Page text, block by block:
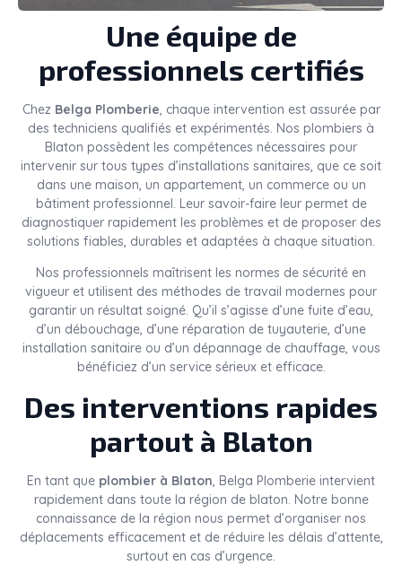
Une équipe de
professionnels certifiés
Chez Belga Plomberie , chaque intervention est assurée par
des techniciens qualifiés et expérimentés. Nos plombiers à
Blaton possèdent les compétences nécessaires pour
intervenir sur tous types d’installations sanitaires, que ce soit
dans une maison, un appartement, un commerce ou un
bâtiment professionnel. Leur savoir-faire leur permet de
diagnostiquer rapidement les problèmes et de proposer des
solutions fiables, durables et adaptées à chaque situation.
Nos professionnels maîtrisent les normes de sécurité en
vigueur et utilisent des méthodes de travail modernes pour
garantir un résultat soigné. Qu’il s’agisse d’une fuite d’eau,
d’un débouchage, d’une réparation de tuyauterie, d’une
installation sanitaire ou d’un dépannage de chauffage, vous
bénéficiez d’un service sérieux et efficace.
Des interventions rapides
partout à Blaton
En tant que plombier à Blaton, Belga Plomberie intervient
rapidement dans toute la région de blaton. Notre bonne
connaissance de la région nous permet d’organiser nos
déplacements efficacement et de réduire les délais d’attente,
surtout en cas d’urgence.